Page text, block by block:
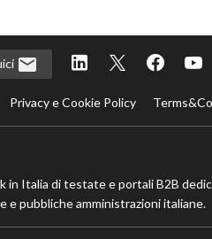
Privacy e Cookie Policy
in Italia di testate e portali B2B
e pubbliche amministrazioni italiane.